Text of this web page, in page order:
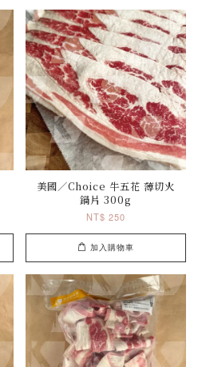
美國／Choice 牛五花 薄切火
鍋片 300g
NT$ 250
加入購物車